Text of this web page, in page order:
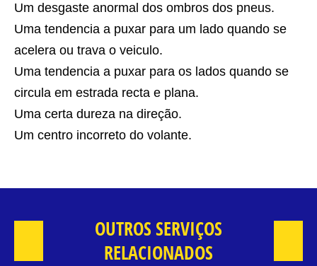
Um desgaste anormal dos ombros dos pneus.
Uma tendencia a puxar para um lado quando se
acelera ou trava o veiculo.
Uma tendencia a puxar para os lados quando se
circula em estrada recta e plana.
Uma certa dureza na direção.
Um centro incorreto do volante.
OUTROS SERVIÇOS
RELACIONADOS